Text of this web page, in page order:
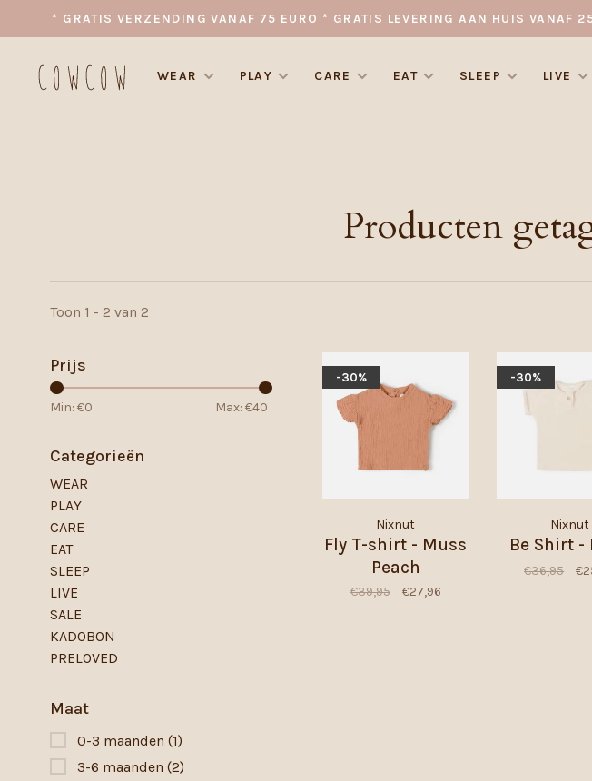
* GRATIS VERZENDING VANAF 75 EURO * GRATIS LEVERING AAN HUIS VANAF
WEAR PLAY CARE EAT SLEEP LIVE
Producten
Toon 1 - 2 van 2
Prijs
Min: €0 Max: €40
Categorieën
WEAR
PLAY
CARE
EAT
SLEEP
LIVE
SALE
KADOBON
PRELOVED
Maat
0-3 maanden (1)
3-6 maanden (2)
-30%
Nixnut
Fly T-shirt - Muss
Peach
€39,95 €27,96
-30%
Nixnut
Be Shirt -
€36,95